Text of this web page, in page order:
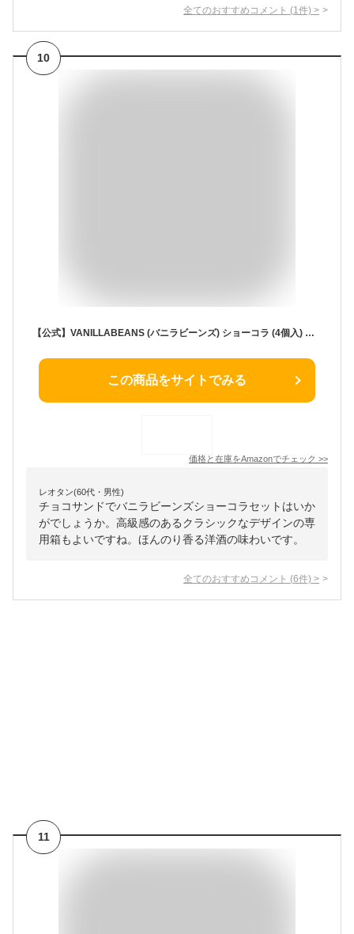
全てのおすすめコメント (1 件) >
10
【公式】VANILLABEANS (バニラビーンズ) ショーコラ (4個入) チョコレート ギフト
この商品をサイトでみる
価格と在庫をAmazonでチェック >>
レオタン(60代・男性)
チョコサンドでバニラビーンズショーコラセットはいか
がでしょうか。高級感のあるクラシックなデザインの専
用箱もよいですね。ほんのり香る洋酒の味わいです。
全てのおすすめコメント (6件) >
11